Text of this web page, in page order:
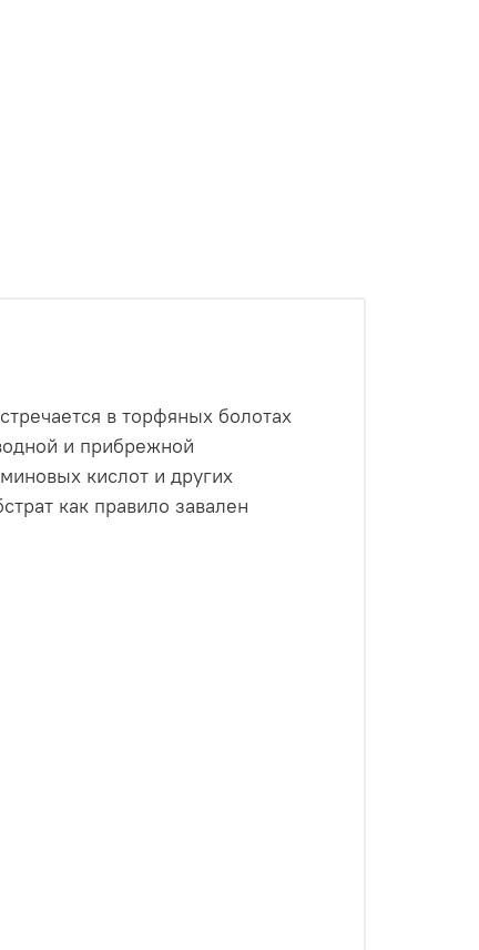
в торфяных болотах
и прибрежной
кислот и других
как правило завален